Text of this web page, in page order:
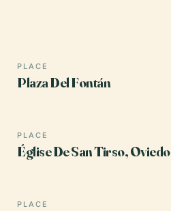
PLACE
Plaza Del Fontán
PLACE
Église De San Tirso, Oviedo
PLACE